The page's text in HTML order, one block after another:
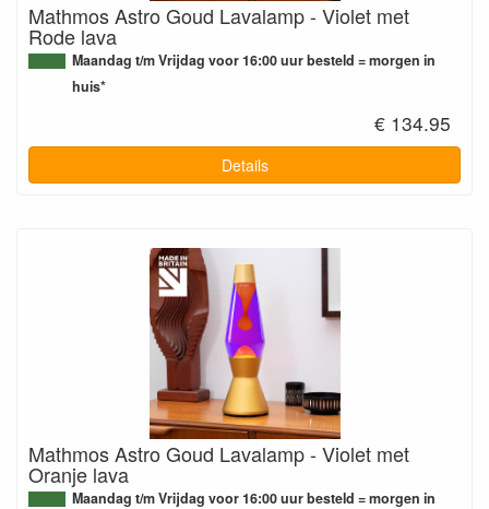
Mathmos Astro Goud Lavalamp - Violet met
Rode lava
Maandag t/m Vrijdag voor 16:00 uur besteld = morgen in
huis*
€ 134.95
Details
Mathmos Astro Goud Lavalamp - Violet met
Oranje lava
Maandag t/m Vrijdag voor 16:00 uur besteld = morgen in